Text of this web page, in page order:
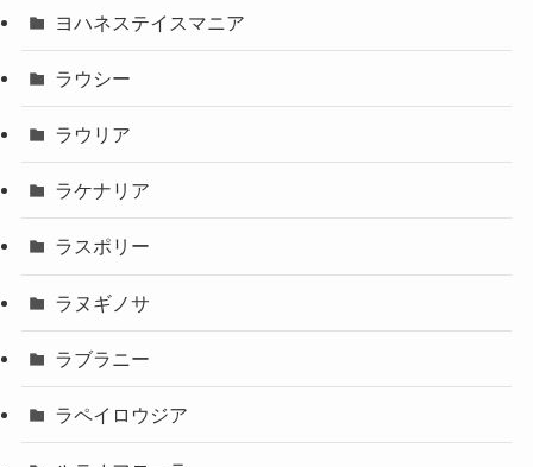
ヨハネステイスマニア
ラウシー
ラウリア
ラケナリア
ラスポリー
ラヌギノサ
ラブラニー
ラペイロウジア